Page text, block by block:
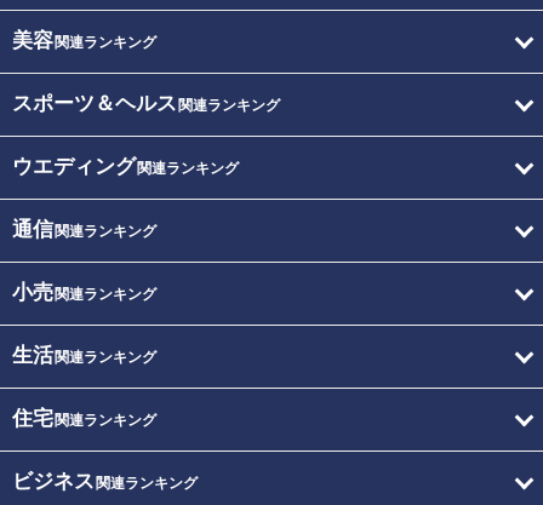
美容関連ランキング
スポーツ＆ヘルス 関連ランキング
ウエディング関連ランキング
通信関連ランキング
小売関連ランキング
生活関連ランキング
住宅関連ランキング
ビジネス 関連ランキング